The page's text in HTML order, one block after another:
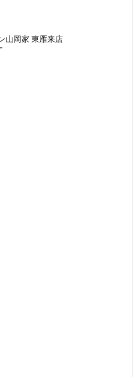
山岡家 東雁来店